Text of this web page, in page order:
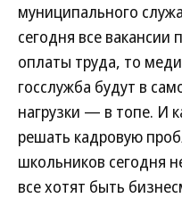
муниципального
сегодня все
оплаты труда, то
госслужба будут в
нагрузки — в топе. И
решать кадровую
школьников сегодня
все хотят быть